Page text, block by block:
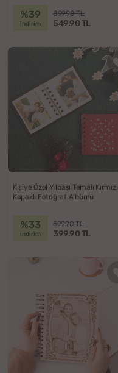
%39
indirim
899.90 TL
549.90 TL
Kişiye Özel Yılbaşı Temalı Kırmızı
Kapaklı Fotoğraf Albümü
%33
indirim
599.90 TL
399.90 TL